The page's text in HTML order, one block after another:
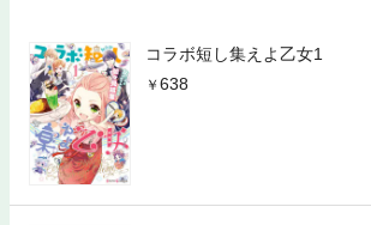
コラボ短し集えよ乙女1
638